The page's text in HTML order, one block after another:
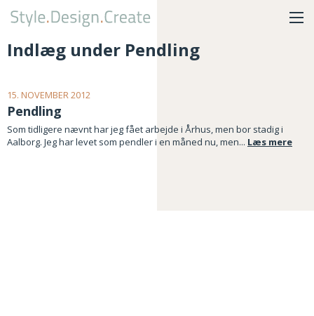
Indlæg under Pendling
15. NOVEMBER 2012
Pendling
Som tidligere nævnt har jeg fået arbejde i Århus, men bor stadig i
Aalborg. Jeg har levet som pendler i en måned nu, men... Læs mere